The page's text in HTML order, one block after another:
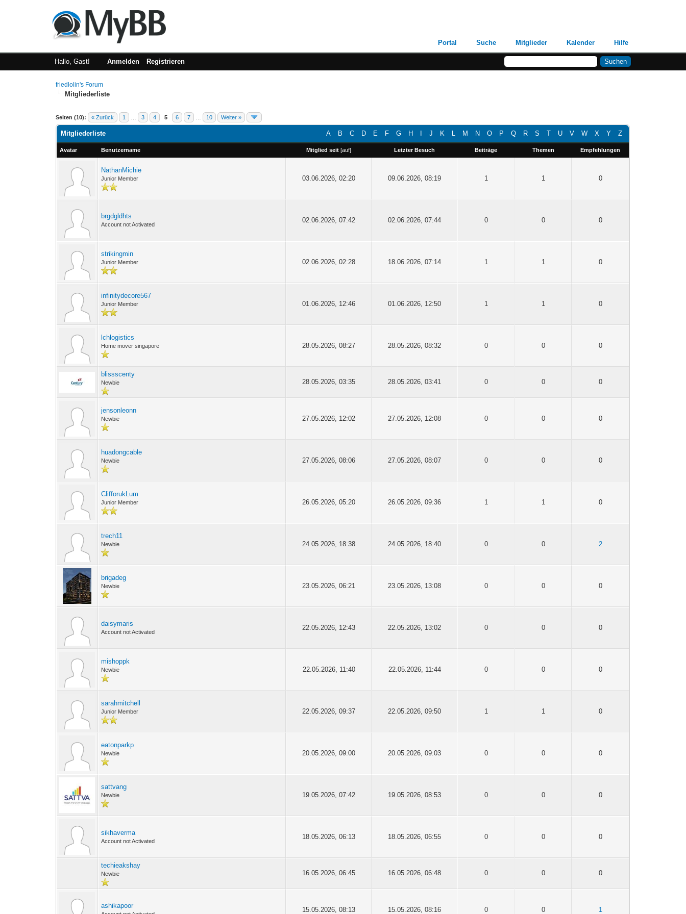
Portal Suche Mitglieder Kalender Hilfe
Hallo, Gast! Anmelden Registrieren
friedlolin's Forum
Mitgliederliste
Seiten (10): « Zurück 1 3 4 5 6 7 10 Weiter »
A B C D E F G H J K L M N O P Q R S T U V W X Y Z
Mitgliederliste
Avatar Benutzername Mitglied seit [auf] Letzter Besuch Beiträge Themen Empfehlungen
NathanMichie
Junior Member 03.06.2026, 02:20 09.06.2026, 08:19 1 1 0
brgdgldhts
Account not Activated
02.06.2026, 07:42 02.06.2026, 07:44 0 0 0
strikingmin
Junior Member 02.06.2026, 02:28 18.06.2026, 07:14 1 1 0
infinitydecore567
Junior Member 01.06.2026, 12:46 01.06.2026, 12:50 1 1 0
lchlogistics
Home mover singapore 28.05.2026, 08:27 28.05.2026, 08:32 0 0 0
blissscenty
Newbie 28.05.2026, 03:35 28.05.2026, 03:41 0 0 0
jensonleonn
Newbie 27.05.2026, 12:02 27.05.2026, 12:08 0 0 0
huadongcable
Newbie 27.05.2026, 08:06 27.05.2026, 08:07 0 0 0
ClifforukLum
Junior Member 26.05.2026, 05:20 26.05.2026, 09:36 1 1 0
trech11
Newbie 24.05.2026, 18:38 24.05.2026, 18:40 0 0 2
brigadeg
Newbie 23.05.2026, 06:21 23.05.2026, 13:08 0 0 0
daisymaris
Account not Activated
22.05.2026, 12:43 22.05.2026, 13:02 0 0 0
mishoppk
Newbie 22.05.2026, 11:40 22.05.2026, 11:44 0 0 0
sarahmitchell
Junior Member 22.05.2026, 09:37 22.05.2026, 09:50 1 1 0
eatonparkp
Newbie 20.05.2026, 09:00 20.05.2026, 09:03 0 0 0
sattvang
Newbie 19.05.2026, 07:42 19.05.2026, 08:53 0 0 0
sikhaverma
Account not Activated
18.05.2026, 06:13 18.05.2026, 06:55 0 0 0
techieakshay
Newbie 16.05.2026, 06:45 16.05.2026, 06:48 0 0 0
ashikapoor
15.05.2026, 08:13 15.05.2026, 08:16 0 0 1